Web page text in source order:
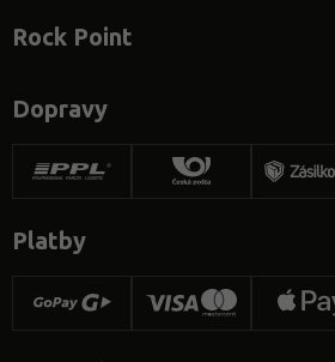
Rock Point
Dopravy
Platby